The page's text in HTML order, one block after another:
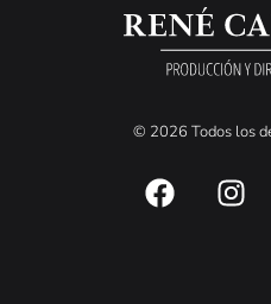
© 2026 Todos los